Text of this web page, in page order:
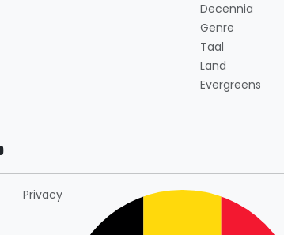
Decennia
Genre
Taal
Land
Evergreens
PrivacyLandkeuze